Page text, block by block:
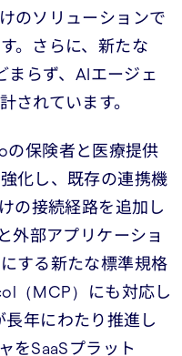
のソリューションで
。さらに、新たな
まらず、AIエージェ
されています。
の保険者と医療提供
化し、既存の連携機
の接続経路を追加し
外部アプリケーショ
する新たな標準規格
（MCP）にも対応し
年にわたり推進し
をSaaSプラット